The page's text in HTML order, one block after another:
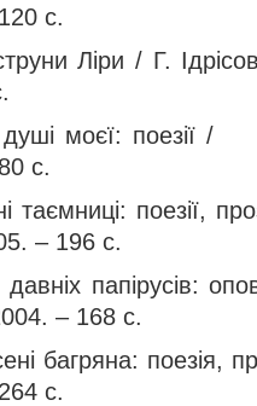
с.
Ліри / Г.
душі моєї:
с.
таємниці: поезії,
– 196 с.
папірусів:
– 168 с.
багряна: поезія,
с.